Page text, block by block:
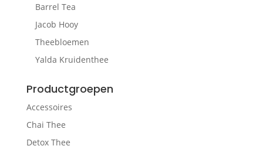
Barrel Tea
Jacob Hooy
Theebloemen
Yalda Kruidenthee
Productgroepen
Accessoires
Chai Thee
Detox Thee